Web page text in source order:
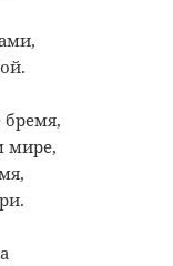
бремя,
мире,